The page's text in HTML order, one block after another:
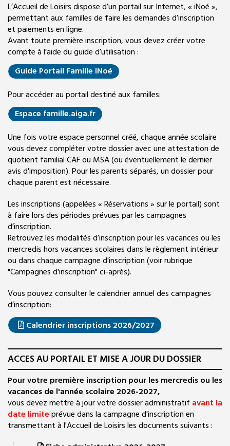
L’Accueil de Loisirs dispose d’un portail sur Internet, « iNoé »,
permettant aux familles de faire les demandes d’inscription
et paiements en ligne.
Avant toute première inscription, vous devez créer votre
compte à l’aide du guide d’utilisation :
Guide Portail Famille iNoé
Pour accéder au portail destiné aux familles:
Espace famille.aiga.fr
Une fois votre espace personnel créé, chaque année scolaire
vous devez compléter votre dossier avec une attestation de
quotient familial CAF ou MSA (ou éventuellement le dernier
avis d'imposition). Pour les parents séparés, un dossier pour
chaque parent est nécessaire.
Les inscriptions (appelées « Réservations » sur le portail) sont
à faire lors des périodes prévues par les campagnes
d’inscription.
Retrouvez les modalités d’inscription pour les vacances ou les
mercredis hors vacances scolaires dans lerèglement intérieur
ou dans chaque campagne d'inscription (voir rubrique
"Campagnes d'inscription" ci-après).
Vous pouvez consulter le calendrier annuel des campagnes
d’inscription:
Calendrier inscriptions 2026/2027
ACCES AU PORTAIL ET MISE A JOUR DU DOSSIER
Pour votre première inscription pour les mercredis ou les
vacances de l'année scolaire 2026-2027,
vous devez mettre à jour votre dossier administratif avant la
date limiteprévue dans la campagne d'inscription en
transmettant à l'Accueil de Loisirs les documents suivants :